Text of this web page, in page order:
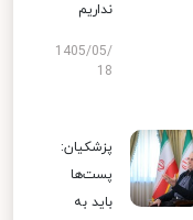
نداریم
1405/05/
18
پزشکیان:
پست‌ها
باید به